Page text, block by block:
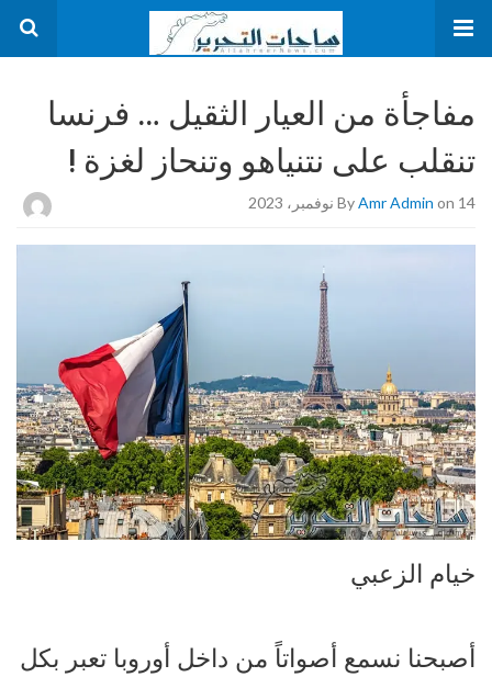
مفاجأة من العيار الثقيل … فرنسا
تنقلب على نتنياهو وتنحاز لغزة !
ByAmr Admin on 14 نوفمبر، 2023
خيام الزعبي
أصبحنا نسمع أصواتاً من داخل أوروبا تعبر بكل